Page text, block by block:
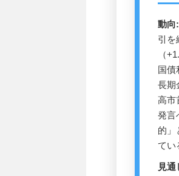
動向:
引を
（
国債
長期
高市
発言
的」
てい
見通